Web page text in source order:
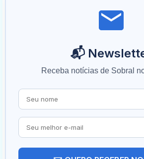
📬
Receba notícias de Sobral